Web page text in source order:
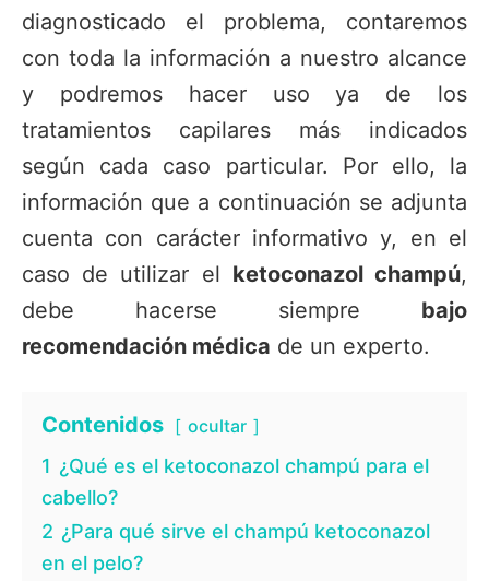
diagnosticado el problema, contaremos
con toda la información a nuestro alcance
y podremos hacer uso ya de los
tratamientos capilares más indicados
según cada caso particular. Por ello, la
información que a continuación se adjunta
cuenta con carácter informativo y, en el
caso de utilizar el ketoconazol champú,
debe hacerse siempre bajo
recomendación médica de un experto.
Contenidos ocultar
1 ¿Qué es el ketoconazol champú para el
cabello?
2 ¿Para qué sirve el champú ketoconazol
en el pelo?